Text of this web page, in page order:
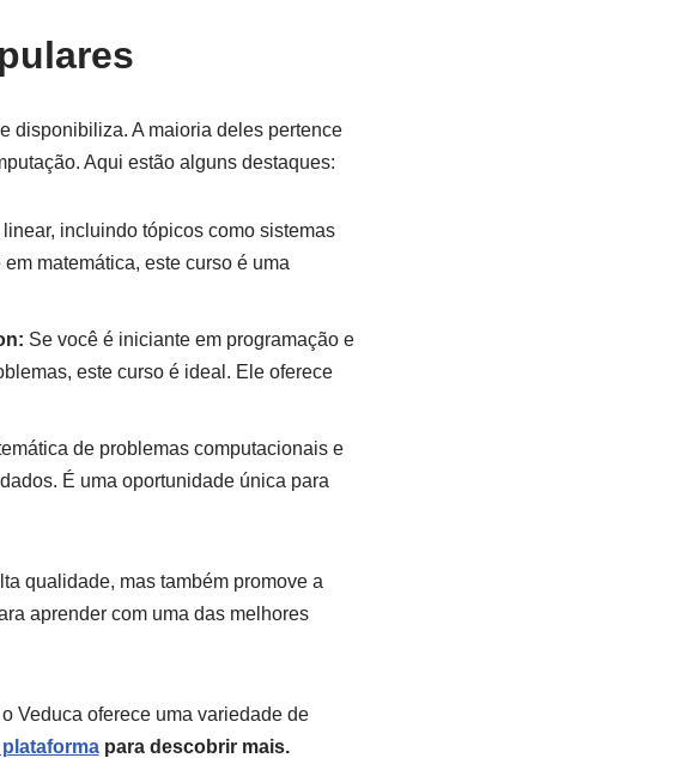
disponibiliza. A maioria deles pertence
Aqui estão alguns destaques:
incluindo tópicos como sistemas
matemática, este curso é uma
Se você é iniciante em programação e
este curso é ideal. Ele oferece
de problemas computacionais e
É uma oportunidade única para
qualidade, mas também promove a
aprender com uma das melhores
Veduca oferece uma variedade de
para descobrir mais.